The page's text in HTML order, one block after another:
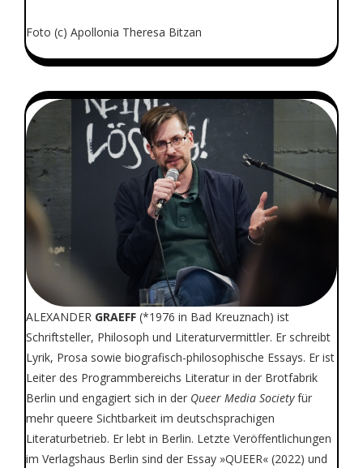
Foto (c) Apollonia Theresa Bitzan
ALEXANDER GRAEFF (*1976 in Bad Kreuznach) ist
Schriftsteller, Philosoph und Literaturvermittler. Er schreibt
Lyrik, Prosa sowie biografisch-philosophische Essays. Er ist
Leiter des Programmbereichs Literatur in der Brotfabrik
Berlin und engagiert sich in der Queer Media Societyfür
mehr queere Sichtbarkeit im deutschsprachigen
Literaturbetrieb. Er lebt in Berlin. Letzte Veröffentlichungen
im Verlagshaus Berlin sind der Essay »QUEER« (2022) und